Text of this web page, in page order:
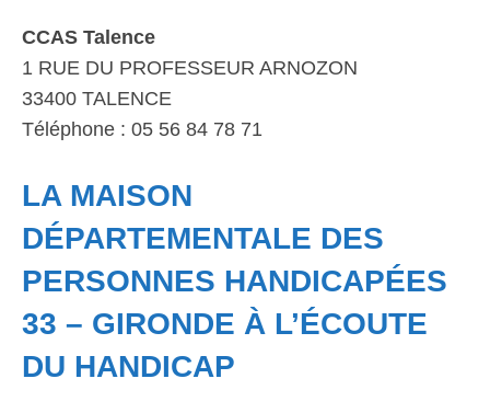
CCAS Talence
1 RUE DU PROFESSEUR ARNOZON
33400 TALENCE
Téléphone : 05 56 84 78 71
LA MAISON
DÉPARTEMENTALE DES
PERSONNES HANDICAPÉES
33 – GIRONDE À L’ÉCOUTE
DU HANDICAP